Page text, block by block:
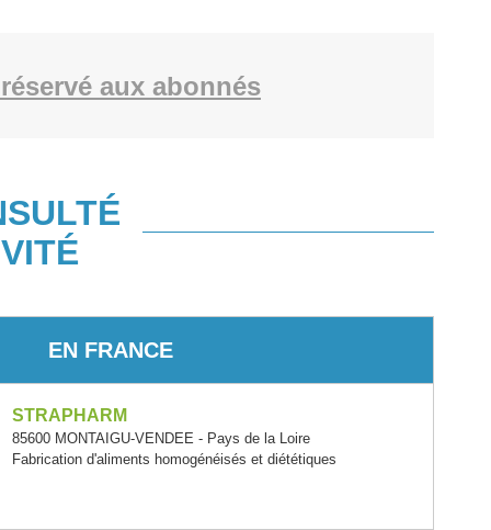
aux abonnés
EN FRANCE
STRAPHARM
85600 MONTAIGU-VENDEE - Pays de la Loire
Fabrication d'aliments homogénéisés et diététiques